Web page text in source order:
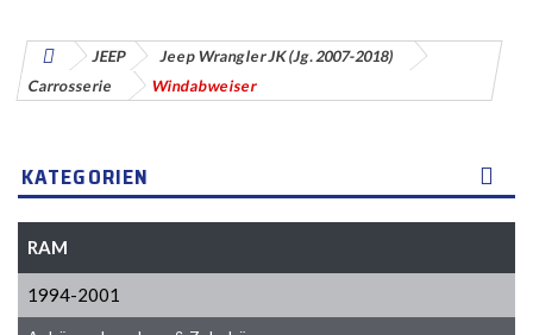
JEEP
Jeep Wrangler JK (Jg. 2007-2018)
Carrosserie
Windabweiser
KATEGORIEN
RAM
1994-2001